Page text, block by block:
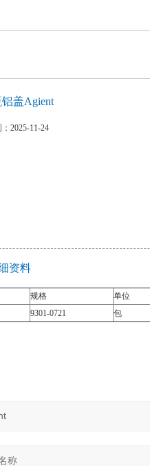
盖Agient
2025-11-24
资料
规格 单位
9301-0721 包